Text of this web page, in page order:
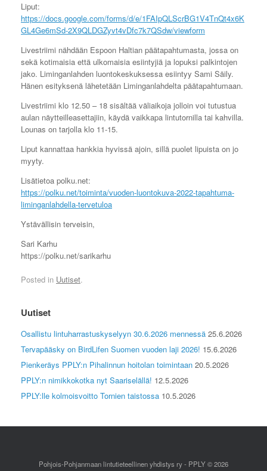
Liput:
https://docs.google.com/forms/d/e/1FAIpQLScrBG1V4TnQt4x6K
GL4Ge6mSd-2X9QLDGZyvt4vDfc7k7QSdw/viewform
Livestriimi nähdään Espoon Haltian päätapahtumasta, jossa on
sekä kotimaisia että ulkomaisia esiintyjiä ja lopuksi palkintojen
jako. Liminganlahden luontokeskuksessa esiintyy Sami Säily.
Hänen esityksenä lähetetään Liminganlahdelta päätapahtumaan.
Livestriimi klo 12.50 – 18 sisältää väliaikoja jolloin voi tutustua
aulan näytteilleasettajiin, käydä vaikkapa lintutornilla tai kahvilla.
Lounas on tarjolla klo 11-15.
Liput kannattaa hankkia hyvissä ajoin, sillä puolet lipuista on jo
myyty.
Lisätietoa polku.net:
https://polku.net/toiminta/vuoden-luontokuva-2022-tapahtuma-
liminganlahdella-tervetuloa
Ystävällisin terveisin,
Sari Karhu
https://polku.net/sarikarhu
Posted in Uutiset.
Uutiset
Osallistu lintuharrastuskyselyyn 30.6.2026 mennessä 25.6.2026
Tervapääsky on BirdLifen Suomen vuoden laji 2026! 15.6.2026
Pienkeräys PPLY:n Pihalinnun hoitolan toimintaan 20.5.2026
PPLY:n nimikkokotka nyt Saariselällä! 12.5.2026
PPLY:lle kolmoisvoitto Tornien taistossa 10.5.2026
Pohjois-Pohjanmaan lintutieteellinen yhdistys ry - PPLY © 2026